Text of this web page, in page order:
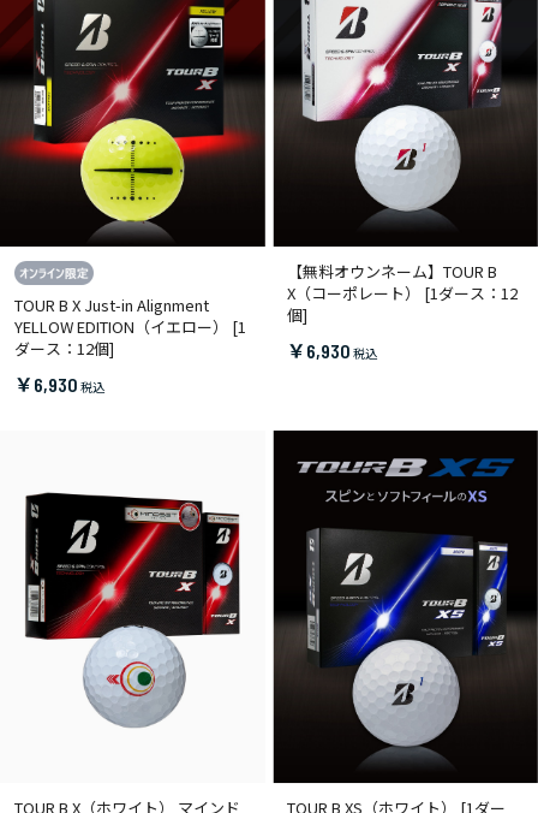
TOUR B X Just-in Alignment
YELLOW EDITION（イエロー） [1
ダース：12個]
￥6,930
【無料オウンネーム】TOUR B
X（コーポレート） [1ダース：12
個]
￥6,930
TOUR B X（ホワイト） マインド
TOUR B XS（ホワイト） [1ダー